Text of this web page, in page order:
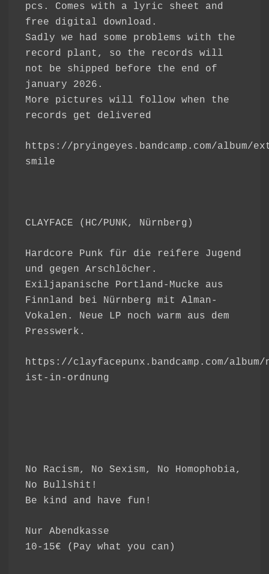
pcs. Comes with a lyric sheet and
free digital download.
Sadly we had some problems with the
record plant, so the records will
not be shipped before the end of
january 2026.
More pictures will follow when the
records get delivered
https://pryingeyes.bandcamp.com/album/
smile
CLAYFACE (HC/PUNK, Nürnberg)
Hardcore Punk für die reifere Jugend
und gegen Arschlöcher.
Exiljapanische Portland-Mucke aus
Finnland bei Nürnberg mit Alman-
Vokalen. Neue LP noch warm aus dem
Presswerk.
https://clayfacepunx.bandcamp.com/
ist-in-ordnung
No Racism, No Sexism, No Homophobia,
No Bullshit!
Be kind and have fun!
Nur Abendkasse
10-15€ (Pay what you can)